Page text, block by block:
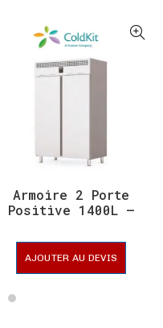
Armoire 2 Porte
Positive 1400L –
AJOUTER AU DEVIS